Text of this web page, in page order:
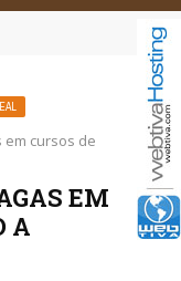
o Brasil no
em cursos de
EM
A